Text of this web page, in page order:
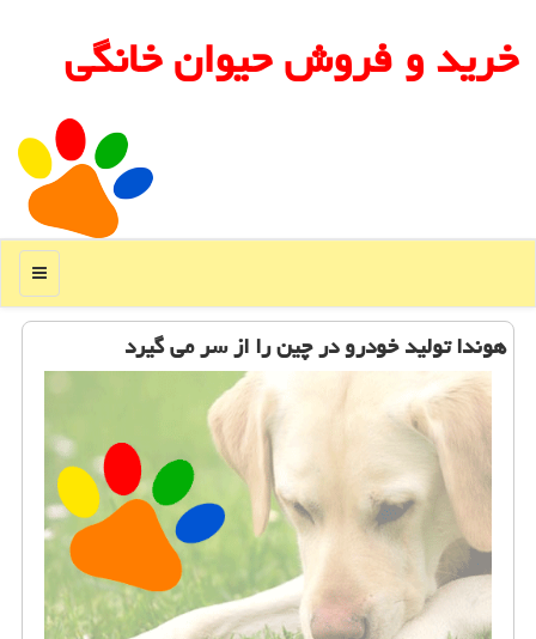
خرید و فروش حیوان خانگی
منو
هوندا تولید خودرو در چین را از سر می گیرد